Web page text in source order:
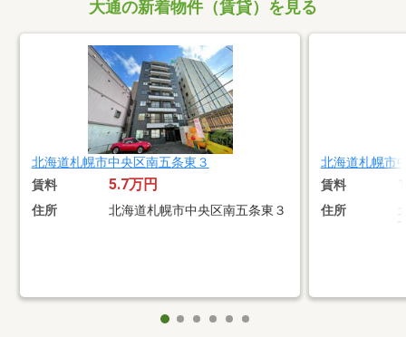
大通の新着物件（賃貸）を見る
北海道札幌市中央区南五条東３
賃料 5.7万円
住所 北海道札幌市中央区南五条東３
北海道札幌市
賃料
住所